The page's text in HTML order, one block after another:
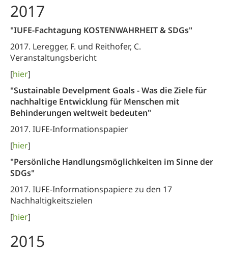
2017
"IUFE-Fachtagung KOSTENWAHRHEIT & SDGs"
2017. Leregger, F. und Reithofer, C.
Veranstaltungsbericht
[hier]
"Sustainable Develpment Goals - Was die Ziele für
nachhaltige Entwicklung für Menschen mit
Behinderungen weltweit bedeuten"
2017. IUFE-Informationspapier
[hier]
"Persönliche Handlungsmöglichkeiten im Sinne der
SDGs"
2017. IUFE-Informationspapiere zu den 17
Nachhaltigkeitszielen
[hier]
2015